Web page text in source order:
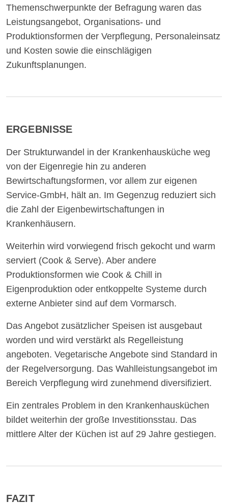
Themenschwerpunkte der Befragung waren das
Leistungsangebot, Organisations- und
Produktionsformen der Verpflegung, Personaleinsatz
und Kosten sowie die einschlägigen
Zukunftsplanungen.
ERGEBNISSE
Der Strukturwandel in der Krankenhausküche weg
von der Eigenregie hin zu anderen
Bewirtschaftungsformen, vor allem zur eigenen
Service-GmbH, hält an. Im Gegenzug reduziert sich
die Zahl der Eigenbewirtschaftungen in
Krankenhäusern.
Weiterhin wird vorwiegend frisch gekocht und warm
serviert (Cook & Serve). Aber andere
Produktionsformen wie Cook & Chill in
Eigenproduktion oder entkoppelte Systeme durch
externe Anbieter sind auf dem Vormarsch.
Das Angebot zusätzlicher Speisen ist ausgebaut
worden und wird verstärkt als Regelleistung
angeboten. Vegetarische Angebote sind Standard in
der Regelversorgung. Das Wahlleistungsangebot im
Bereich Verpflegung wird zunehmend diversifiziert.
Ein zentrales Problem in den Krankenhausküchen
bildet weiterhin der große Investitionsstau. Das
mittlere Alter der Küchen ist auf 29 Jahre gestiegen.
FAZIT